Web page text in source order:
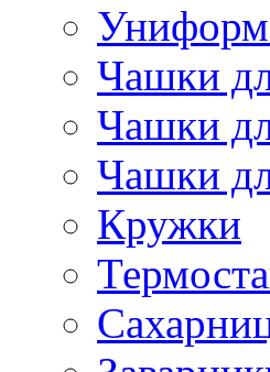
Чашки
Чашки
Чашки
Кружки